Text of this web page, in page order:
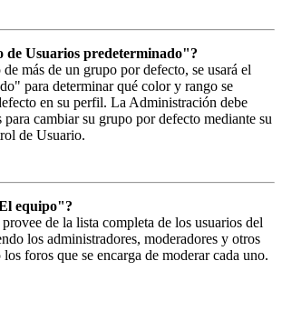
de Usuarios predeterminado"?
más de un grupo por defecto, se usará el
para determinar qué color y rango se
en su perfil. La Administración debe
para cambiar su grupo por defecto mediante su
de Usuario.
equipo"?
de la lista completa de los usuarios del
los administradores, moderadores y otros
foros que se encarga de moderar cada uno.